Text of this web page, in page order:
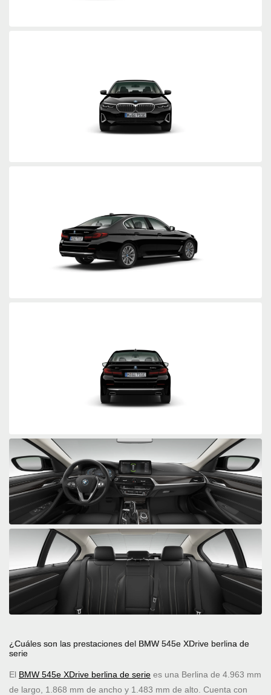
¿Cuáles son las prestaciones del BMW 545e XDrive berlina de
serie
El BMW 545e XDrive berlina de serie es una Berlina de 4.963 mm
de largo, 1.868 mm de ancho y 1.483 mm de alto. Cuenta con